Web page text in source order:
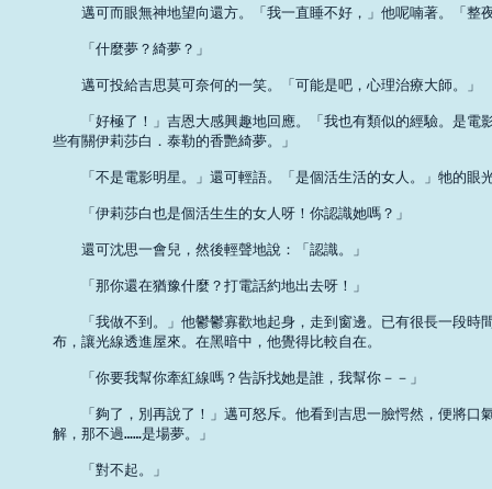
邁可而眼無神地望向還方。「我一直睡不好，」他呢喃著。「整
「什麼夢？綺夢？」
邁可投給吉思莫可奈何的一笑。「可能是吧，心理治療大師。」
「好極了！」吉恩大感興趣地回應。「我也有類似的經驗。是電
些有關伊莉莎白．泰勒的香艷綺夢。」
「不是電影明星。」還可輕語。「是個活生活的女人。」牠的眼
「伊莉莎白也是個活生生的女人呀！你認識她嗎？」
還可沈思一會兒，然後輕聲地說：「認識。」
「那你還在猶豫什麼？打電話約地出去呀！」
「我做不到。」他鬱鬱寡歡地起身，走到窗邊。已有很長一段時
布，讓光線透進屋來。在黑暗中，他覺得比較自在。
「你要我幫你牽紅線嗎？告訴找她是誰，我幫你－－」
「夠了，別再說了！」邁可怒斥。他看到吉思一臉愕然，便將口
解，那不過……是場夢。」
「對不起。」